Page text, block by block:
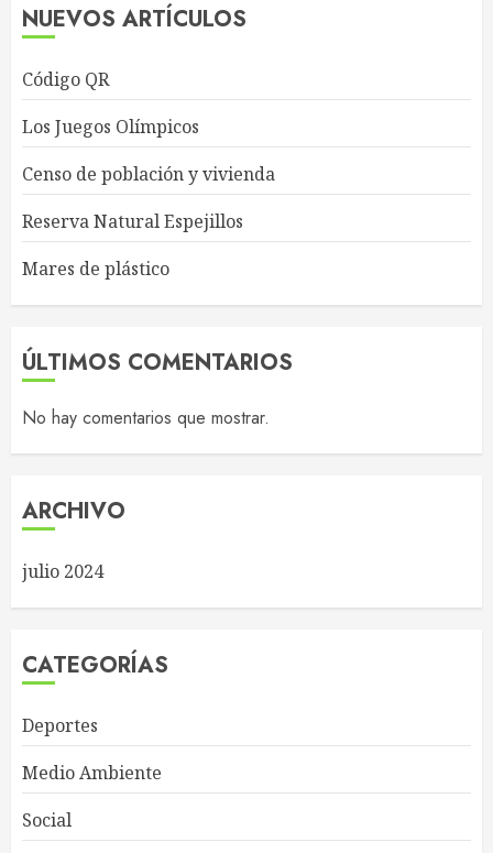
NUEVOS ARTÍCULOS
Código QR
Los Juegos Olímpicos
Censo de población y vivienda
Reserva Natural Espejillos
Mares de plástico
ÚLTIMOS COMENTARIOS
No hay comentarios que mostrar.
ARCHIVO
julio 2024
CATEGORÍAS
Deportes
Medio Ambiente
Social